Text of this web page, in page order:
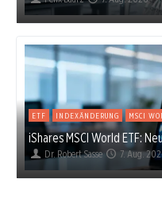
ETF INDEXÄNDERUNG MSCI
iShares MSCI World ETF:
Dr. Robert Sasse 7. Aug.